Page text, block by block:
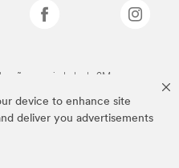
device to enhance site
deliver you advertisements
são propriedade da 3M.